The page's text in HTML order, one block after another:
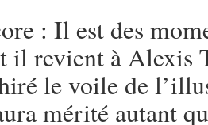
: Il est des
il revient à Alexis
le voile de
mérité autant